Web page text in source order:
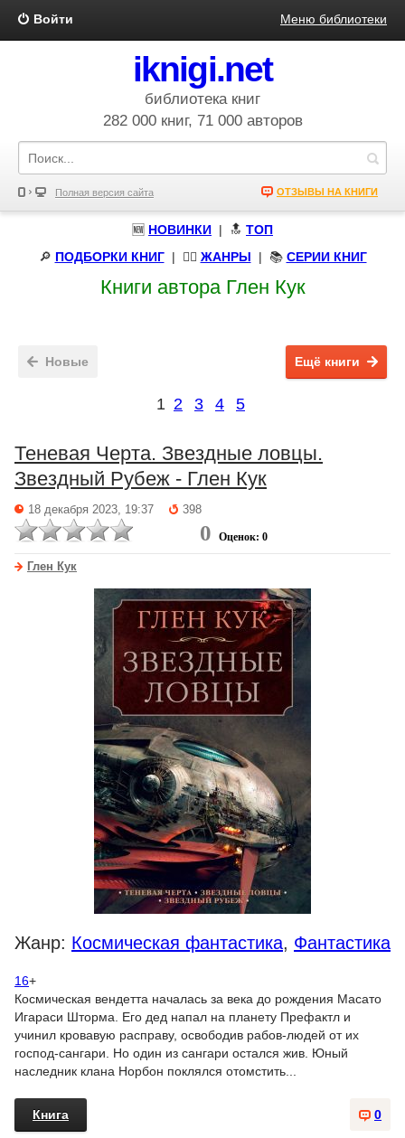
Войти Меню библиотеки
iknigi.net
библиотека книг
282 000 книг, 71 000 авторов
Полная версия сайта ОТЗЫВЫ НА КНИГИ
🆕 НОВИНКИ | 🔝 ТОП
🔎 ПОДБОРКИ КНИГ| 🧝‍♀️ ЖАНРЫ | 📚 СЕРИИ КНИГ
Книги автора Глен Кук
Новые Ещё книги
1 2 3 4 5
Теневая Черта. Звездные ловцы.
Звездный Рубеж - Глен Кук
18 декабря 2023, 19:37 398
0 Оценок: 0
Глен Кук
Жанр: Космическая фантастика, Фантастика
16+
Космическая вендетта началась за века до рождения Масато
Игараси Шторма. Его дед напал на планету Префактл и
учинил кровавую расправу, освободив рабов-людей от их
господ-сангари. Но один из сангари остался жив. Юный
наследник клана Норбон поклялся отомстить...
0
Книга